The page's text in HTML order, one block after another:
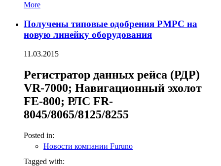
More
Получены типовые одобрения РМРС на
новую линейку оборудования
11.03.2015
Регистратор данных рейса (РДР)
VR-7000; Навигационный эхолот
FE-800; РЛС FR-
8045/8065/8125/8255
Posted in:
Новости компании Furuno
Tagged with: